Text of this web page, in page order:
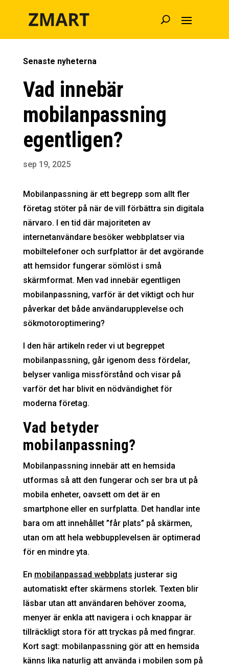
Senaste nyheterna
Vad innebär
mobilanpassning
egentligen?
sep 19, 2025
Mobilanpassning är ett begrepp som allt fler
företag stöter på när de vill förbättra sin digitala
närvaro. I en tid där majoriteten av
internetanvändare besöker webbplatser via
mobiltelefoner och surfplattor är det avgörande
att hemsidor fungerar sömlöst i små
skärmformat. Men vad innebär egentligen
mobilanpassning, varför är det viktigt och hur
påverkar det både användarupplevelse och
sökmotoroptimering?
I den här artikeln reder vi ut begreppet
mobilanpassning, går igenom dess fördelar,
belyser vanliga missförstånd och visar på
varför det har blivit en nödvändighet för
moderna företag.
Vad betyder
mobilanpassning?
Mobilanpassning innebär att en hemsida
utformas så att den fungerar och ser bra ut på
mobila enheter, oavsett om det är en
smartphone eller en surfplatta. Det handlar inte
bara om att innehållet ”får plats” på skärmen,
utan om att hela webbupplevelsen är optimerad
för en mindre yta.
En mobilanpassad webbplats justerar sig
automatiskt efter skärmens storlek. Texten blir
läsbar utan att användaren behöver zooma,
menyer är enkla att navigera i och knappar är
tillräckligt stora för att tryckas på med fingrar.
Kort sagt: mobilanpassning gör att en hemsida
känns lika naturlig att använda i mobilen som på